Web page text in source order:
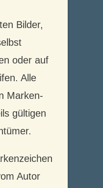
Bilder,
oder auf
Alle
Marken-
gültigen
Autor